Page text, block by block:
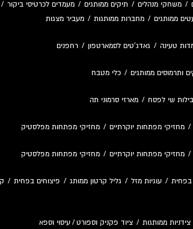
/ משחקי מנהלים / תיקים ממותגים / מעמדים לכרטיסי ביקור
ממותגים / מחברות ממותגות / מעביר מצגות
טעינה / גאדג'טים לסמארטפון / רחפנים
ותרמוסים ממותגים / כלי מטבח
שי לפסח / מארזי סרמוני תה
/ מחזיקי מפתחות יוקרתיים / מחזיקי מפתחות מפלסטיק
/ מחזיקי מפתחות יוקרתיים / מחזיקי מפתחות מפלסטיק
בפחית / עוגיות מזל / גליל קרטון ממותג / פיצוחים בפחית /
צידניות ממותגות / ציוד פקניק וספורט / עיסוי וספא